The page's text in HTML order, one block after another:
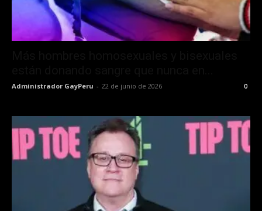
Administrador GayPeru - 22 de junio de 2026 0